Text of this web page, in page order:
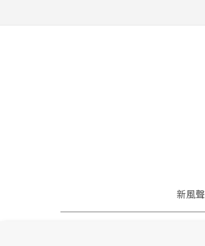
新風聲